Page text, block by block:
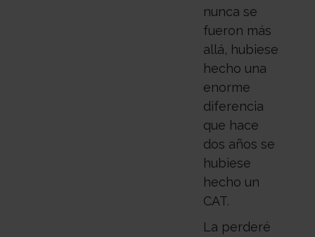
nunca se
fueron más
allá, hubiese
hecho una
enorme
diferencia
que hace
dos años se
hubiese
hecho un
CAT.
La perderé